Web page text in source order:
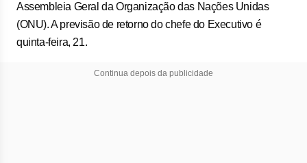
Assembleia Geral da Organização das Nações Unidas
(ONU). A previsão de retorno do chefe do Executivo é
quinta-feira, 21.
Continua depois da publicidade